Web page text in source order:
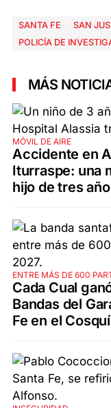
SANTA FE SAN
POLICÍA DE
MÁS
MÓVIL DE AIRE
Accidente en
Iturraspe: una
hijo de tres
ENTRE MÁS DE 600
Cada Cual
Bandas del
Fe en el